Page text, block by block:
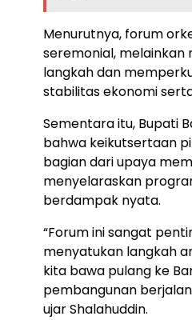
Menurutnya, forum
seremonial,
langkah dan
stabilitas ekonomi
Sementara itu, Bupati
bahwa keikutsertaan
bagian dari upaya
menyelaraskan
berdampak nyata.
“Forum ini sangat
menyatukan langkah
kita bawa pulang ke
pembangunan
ujar Shalahuddin.